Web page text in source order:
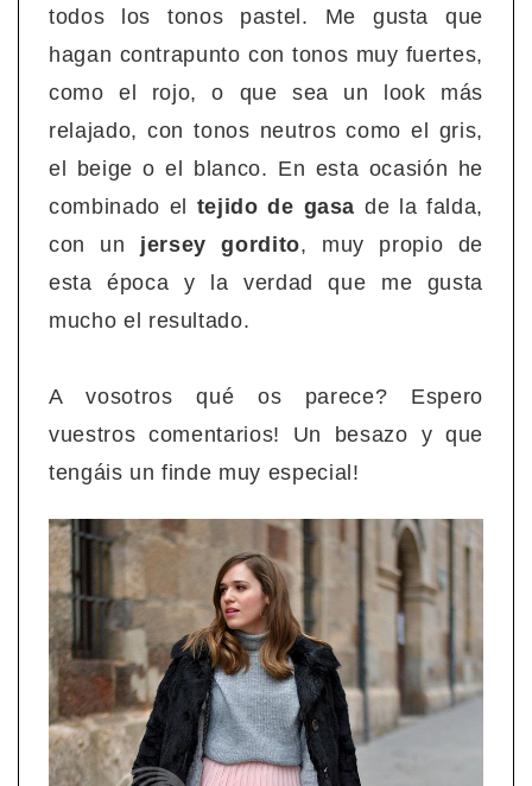
todos los tonos pastel. Me gusta que
hagan contrapunto con tonos muy fuertes,
como el rojo, o que sea un look más
relajado, con tonos neutros como el gris,
el beige o el blanco. En esta ocasión he
combinado el tejido de gasa de la falda,
con un jersey gordito, muy propio de
esta época y la verdad que me gusta
mucho el resultado.
A vosotros qué os parece? Espero
vuestros comentarios! Un besazo y que
tengáis un finde muy especial!